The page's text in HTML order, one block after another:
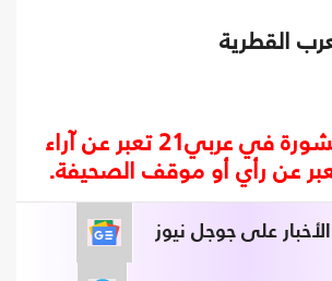
القطرية
المقالات المنشورة في عربي21 تعبر عن آراء
عن رأي أو موقف الصحيفة.
الأخبار على جوجل نيوز